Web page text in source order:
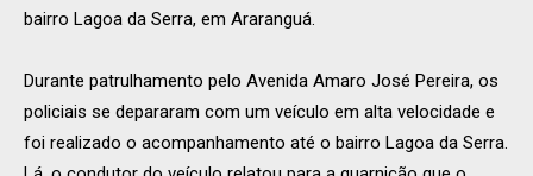
bairro Lagoa da Serra, em Araranguá.
Durante patrulhamento pelo Avenida Amaro José Pereira, os
policiais se depararam com um veículo em alta velocidade e
foi realizado o acompanhamento até o bairro Lagoa da Serra.